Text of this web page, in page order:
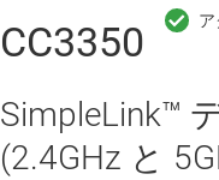
CC3350
SimpleLink™
(2.4GHz と